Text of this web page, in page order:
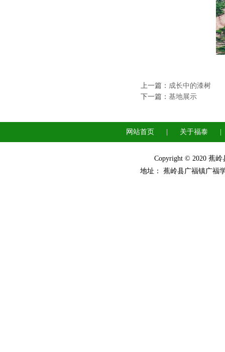
上一篇： 成长中的漆树
下一篇： 基地展示
网站首页 关于福泰
Copyright © 2020 蕉
地址： 蕉岭县广福镇广福